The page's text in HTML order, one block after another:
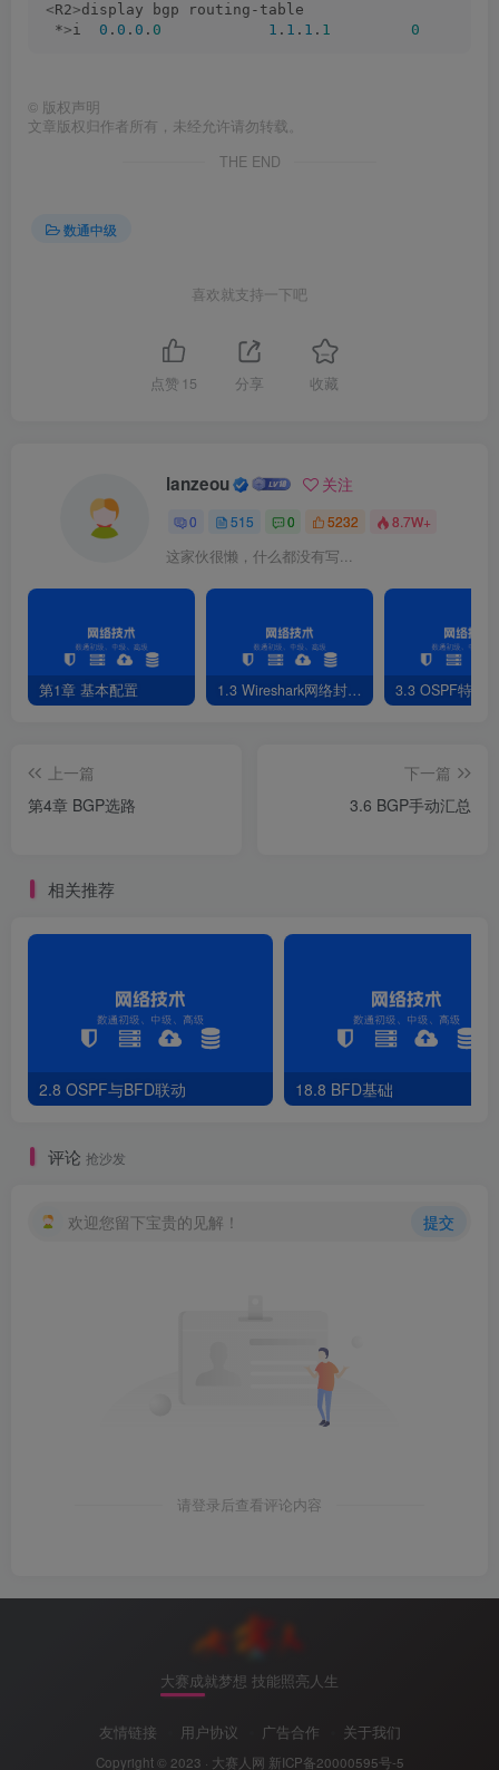
<R2>display bgp routing-table
*>i 0 . 0 . 0 . 0 1 . 1 . 1 . 1 0
© 版权声明
文章版权归作者所有，未经允许请勿转载。
THE END
数通中级
喜欢就支持一下吧
点赞 15 分享 收藏
lanzeou 关注
0 515 0 5232 8.7W+
这家伙很懒，什么都没有写...
第1章 基本配置 1.3 Wireshark网络封包分析软件 3.3 OSPF特性
上一篇
第4章 BGP选路
下一篇
3.6 BGP手动汇总
相关推荐
2.8 OSPF与BFD联动 18.8 BFD基础
评论 抢沙发
欢迎您留下宝贵的见解！ 提交
请登录后查看评论内容
大赛成就梦想 技能照亮人生
友情链接 用户协议 广告合作 关于我们
Copyright © 2023 · 大赛人网 新ICP备20000595号-5